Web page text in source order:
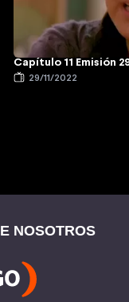
Capítulo 11 Emisión
29/11/2022
NOSOTROS